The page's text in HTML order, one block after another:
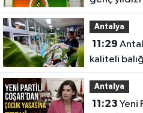
kattı
Antalya
11:29
kaliteli
Düden
Antalya
11:23